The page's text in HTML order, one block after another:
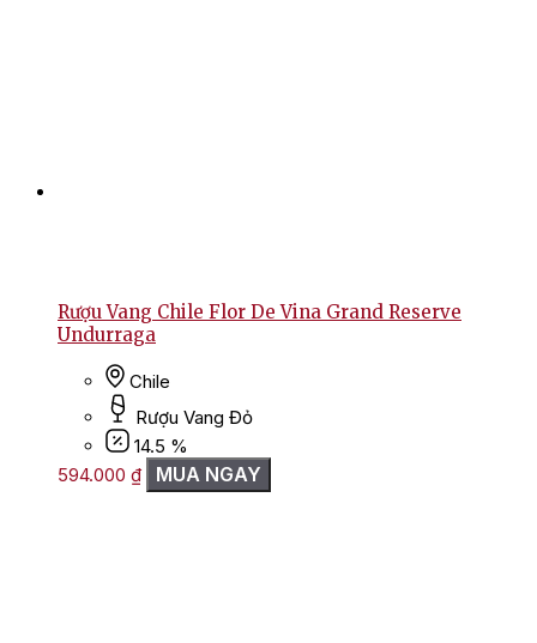
Rượu Vang Chile Flor De Vina Grand Reserve
Undurraga
Chile
Rượu Vang Đỏ
14.5 %
594.000 ₫ MUA NGAY